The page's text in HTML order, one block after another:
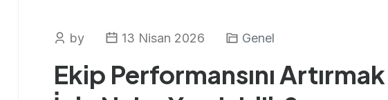
by 13 Nisan 2026 Genel
Ekip Performansını Artırmak